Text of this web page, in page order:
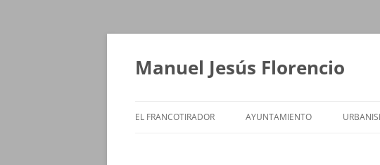
Saltar
Manuel Jesús Florencio
EL FRANCOTIRADOR AYUNTAMIENTO